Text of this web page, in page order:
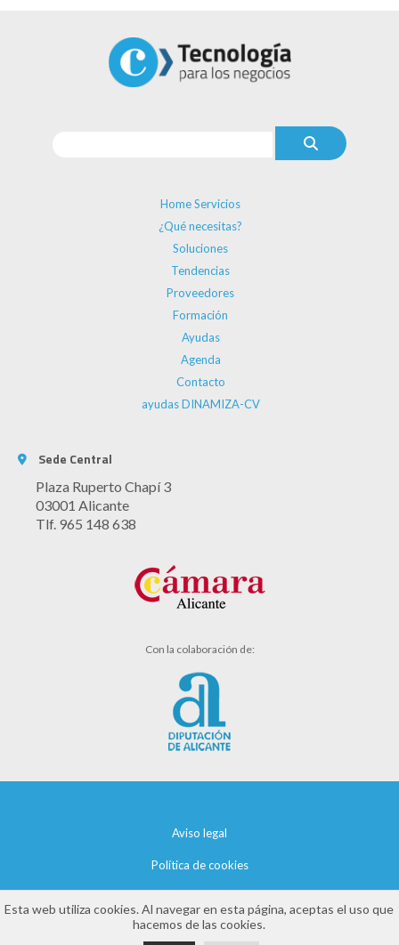
Home Servicios
¿Qué necesitas?
Soluciones
Tendencias
Proveedores
Formación
Ayudas
Agenda
Contacto
ayudas DINAMIZA-CV
Sede Central
Plaza Ruperto Chapí 3
03001 Alicante
Tlf. 965 148 638
Con la colaboración de:
Aviso legal
Política de cookies
Esta web utiliza cookies. Al navegar en esta página, aceptas el uso que
hacemos de las cookies.